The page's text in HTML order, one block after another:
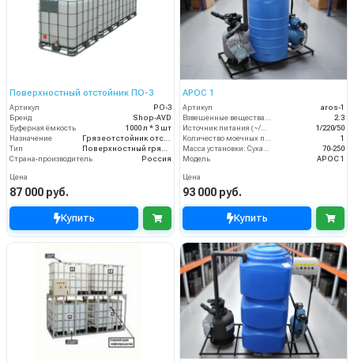
Поверхностный отстойник ПО-3
Артикул
PO-3
Бренд
Shop-AVD
Буферная ёмкость
1000 л * 3 шт
Назначение
Тип
Страна-производитель
Россия
Цена
87 000 руб.
Купить
АРОС 1
Артикул
aros-1
2.3
1/220/50
1
70-250
Модель
АРОС 1
Цена
93 000 руб.
Купить